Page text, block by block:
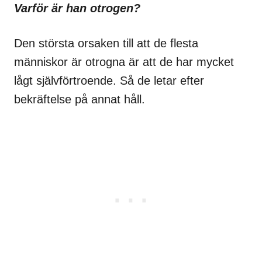
Varför är han otrogen?
Den största orsaken till att de flesta
människor är otrogna är att de har mycket
lågt självförtroende. Så de letar efter
bekräftelse på annat håll.